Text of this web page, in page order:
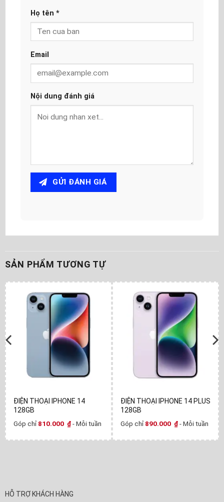
Họ tên *
Email
Nội dung đánh giá
GỬI ĐÁNH GIÁ
SẢN PHẨM TƯƠNG TỰ
ĐIỆN THOẠI IPHONE 14
128GB
Góp chỉ 810.000 ₫- Mỗi tuần
ĐIỆN THOẠI IPHONE 14 PLUS
128GB
Góp chỉ 890.000 ₫- Mỗi tuần
HỖ TRỢ KHÁCH HÀNG